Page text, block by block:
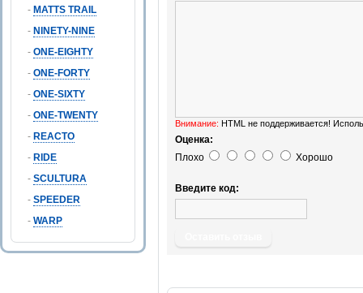
- MATTS TRAIL
- NINETY-NINE
- ONE-EIGHTY
- ONE-FORTY
- ONE-SIXTY
- ONE-TWENTY
- REACTO
- RIDE
- SCULTURA
- SPEEDER
- WARP
Внимание: HTML не поддерживается!
Оценка:
Плохо
Хорошо
Введите код: